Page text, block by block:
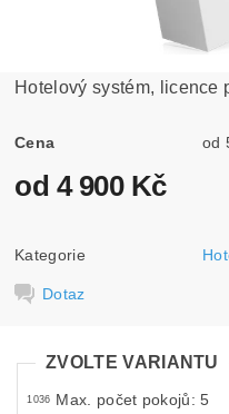
Hotelový systém, licence
Cena
od 4 900 Kč
Kategorie
Dotaz
ZVOLTE VARIANTU
1036 Max. počet pokojů: 5